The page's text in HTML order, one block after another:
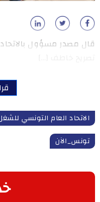
قال مصدر مسؤول
الاتحاد العام التونسي
تونس_الآن